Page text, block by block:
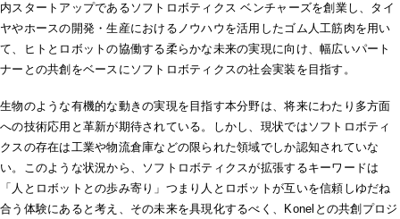
内スタートアップであるソフトロボティクス ベンチャーズを創業し、タイ
ヤやホースの開発・生産におけるノウハウを活用したゴム人工筋肉を用い
て、ヒトとロボットの協働する柔らかな未来の実現に向け、幅広いパート
ナーとの共創をベースにソフトロボティクスの社会実装を目指す。
生物のような有機的な動きの実現を目指す本分野は、将来にわたり多方面
への技術応用と革新が期待されている。しかし、現状ではソフトロボティ
クスの存在は工業や物流倉庫などの限られた領域でしか認知されていな
い。このような状況から、ソフトロボティクスが拡張するキーワードは
「人とロボットとの歩み寄り」つまり人とロボットが互いを信頼しゆだね
合う体験にあると考え、その未来を具現化するべく、Konelとの共創プロジ